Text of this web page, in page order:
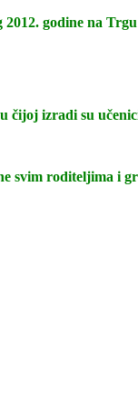
2012. godine na
u čijoj izradi su
roditeljima i